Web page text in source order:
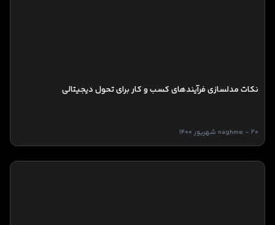
نکات مدلسازی فرآیندهای کسب و کار برای تحول دیجیتالی
naghme - 20 شهریور 1400